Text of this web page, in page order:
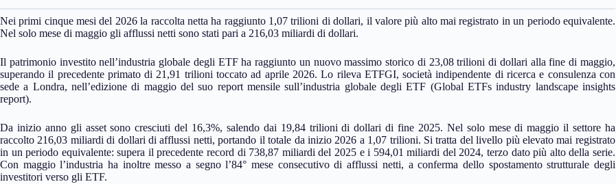
Nei primi cinque mesi del 2026 la raccolta netta ha raggiunto 1,07 trilioni di dollari, il valore più alto mai registrato in un periodo equivalente.
Nel solo mese di maggio gli afflussi netti sono stati pari a 216,03 miliardi di dollari.
Il patrimonio investito nell’industria globale degli ETF ha raggiunto un nuovo massimo storico di 23,08 trilioni di dollari alla fine di maggio,
superando il precedente primato di 21,91 trilioni toccato ad aprile 2026. Lo rileva ETFGI, società indipendente di ricerca e consulenza con
sede a Londra, nell’edizione di maggio del suo report mensile sull’industria globale degli ETF (Global ETFs industry landscape insights
report).
Da inizio anno gli asset sono cresciuti del 16,3%, salendo dai 19,84 trilioni di dollari di fine 2025. Nel solo mese di maggio il settore ha
raccolto 216,03 miliardi di dollari di afflussi netti, portando il totale da inizio 2026 a 1,07 trilioni. Si tratta del livello più elevato mai registrato
in un periodo equivalente: supera il precedente record di 738,87 miliardi del 2025 e i 594,01 miliardi del 2024, terzo dato più alto della serie.
Con maggio l’industria ha inoltre messo a segno l’84° mese consecutivo di afflussi netti, a conferma dello spostamento strutturale degli
investitori verso gli ETF.